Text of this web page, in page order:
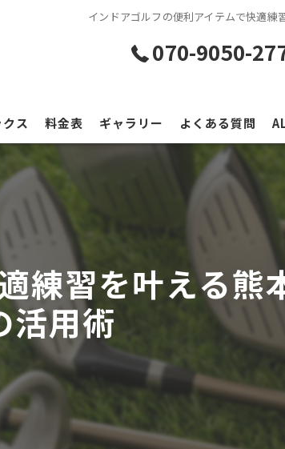
インドアゴルフの便利アイテムで快適
070-9050-
ス 料金表 ギャラリー よくある質問
練習を叶える熊
活用術